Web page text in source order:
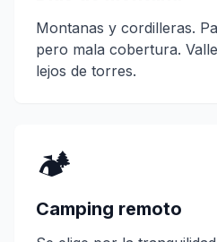
Montanas y cordilleras.
pero mala cobertura.
lejos de torres.
🏕️
Camping remoto